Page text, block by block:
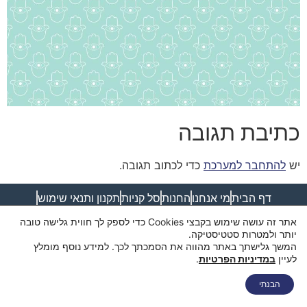
כתיבת תגובה
יש להתחבר למערכת כדי לכתוב תגובה.
דף הביתמי אנחנו החנותסל קניותתקנון ותנאי שימוש
אתר זה עושה שימוש בקבצי Cookies כדי לספק לך חווית גלישה טובה
יותר ולמטרות סטטיסטיקה.
המשך גלישתך באתר מהווה את הסמכתך לכך. למידע נוסף מומלץ
לעיין במדיניות הפרטיות.
הבנתי